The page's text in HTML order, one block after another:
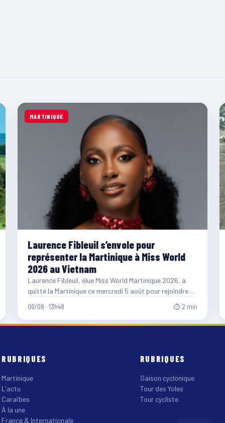
MARTINIQUE
Laurence Fibleuil s’envole pour
représenter la Martinique à Miss World
2026 au Vietnam
Laurence Fibleuil, élue Miss World Martinique 2026, a
quitté la Martinique ce mercredi 5 août pour rejoindre
06/08 · 13h48 ⏱ 2 min
RUBRIQUES
Martinique
L'actu
Caraïbes
À la une
France & Internationale
RUBRIQUES
Saison cyclonique
Tour des Yoles
Tour cycliste